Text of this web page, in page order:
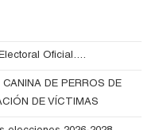
Oficial….
DE PERROS DE
DE VÍCTIMAS